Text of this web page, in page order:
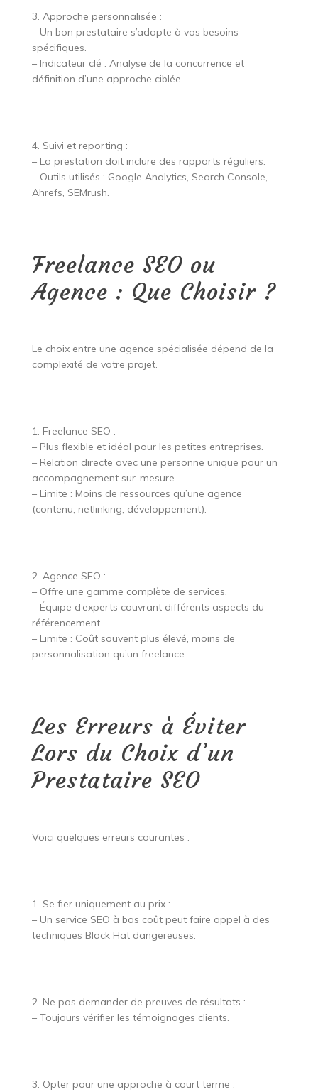
3. Approche personnalisée :
– Un bon prestataire s’adapte à vos besoins
spécifiques.
– Indicateur clé : Analyse de la concurrence et
définition d’une approche ciblée.
4. Suivi et reporting :
– La prestation doit inclure des rapports réguliers.
– Outils utilisés : Google Analytics, Search Console,
Ahrefs, SEMrush.
Freelance SEO ou
Agence : Que Choisir ?
Le choix entre une agence spécialisée dépend de la
complexité de votre projet.
1. Freelance SEO :
– Plus flexible et idéal pour les petites entreprises.
– Relation directe avec une personne unique pour un
accompagnement sur-mesure.
– Limite : Moins de ressources qu’une agence
(contenu, netlinking, développement).
2. Agence SEO :
– Offre une gamme complète de services.
– Équipe d’experts couvrant différents aspects du
référencement.
– Limite : Coût souvent plus élevé, moins de
personnalisation qu’un freelance.
Les Erreurs à Éviter
Lors du Choix d’un
Prestataire SEO
Voici quelques erreurs courantes :
1. Se fier uniquement au prix :
– Un service SEO à bas coût peut faire appel à des
techniques Black Hat dangereuses.
2. Ne pas demander de preuves de résultats :
– Toujours vérifier les témoignages clients.
3. Opter pour une approche à court terme :